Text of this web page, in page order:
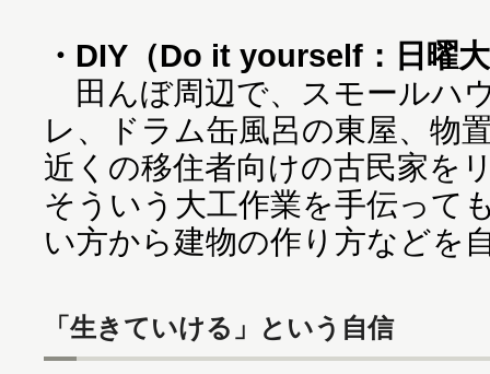
・DIY（Do it yourself：日曜
田んぼ周辺で、スモールハ
レ、ドラム缶風呂の東屋、物
近くの移住者向けの古民家を
そういう大工作業を手伝って
い方から建物の作り方などを
「生きていける」という自信